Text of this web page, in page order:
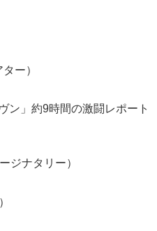
ー）
ン」約9時間の激闘レポート
ジナタリー）